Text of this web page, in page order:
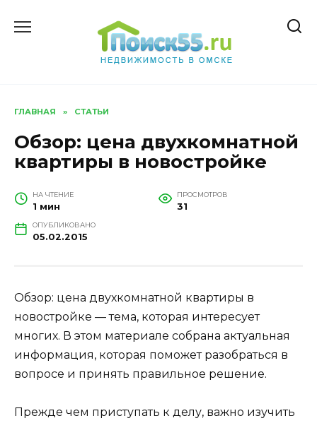
ГЛАВНАЯ » СТАТЬИ
Обзор: цена двухкомнатной
квартиры в новостройке
НА ЧТЕНИЕ
1 мин
ПРОСМОТРОВ
31
ОПУБЛИКОВАНО
05.02.2015
Обзор: цена двухкомнатной квартиры в
новостройке — тема, которая интересует
многих. В этом материале собрана актуальная
информация, которая поможет разобраться в
вопросе и принять правильное решение.
Прежде чем приступать к делу, важно изучить